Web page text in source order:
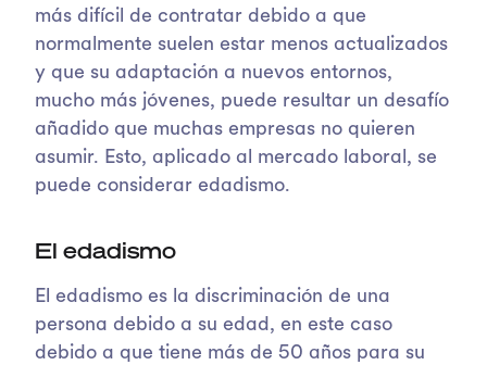
más difícil de contratar debido a que
normalmente suelen estar menos actualizados
y que su adaptación a nuevos entornos,
mucho más jóvenes, puede resultar un desafío
añadido que muchas empresas no quieren
asumir. Esto, aplicado al mercado laboral, se
puede considerar edadismo.
El edadismo
El edadismo es la discriminación de una
persona debido a su edad, en este caso
debido a que tiene más de 50 años para su